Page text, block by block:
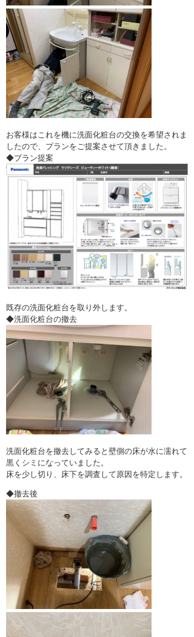
お客様はこれを機に洗面化粧台の交換を希望されま
したので、プランをご提案させて頂きました。
◆プラン提案
既存の洗面化粧台を取り外します。
◆洗面化粧台の撤去
洗面化粧台を撤去してみると壁側の床が水に濡れて
黒くシミになっていました。
床を少し切り、床下を調査して原因を特定します。
◆撤去後